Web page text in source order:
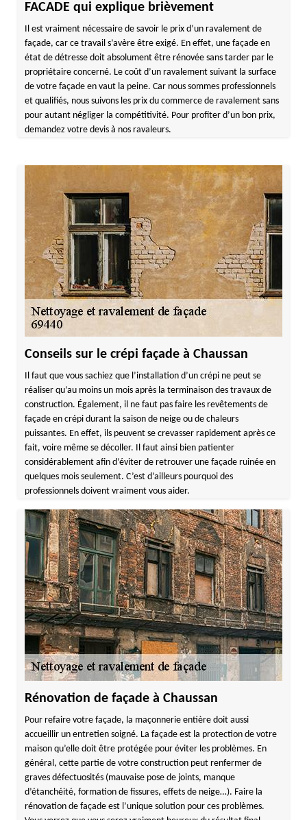
FACADE qui explique brièvement
Il est vraiment nécessaire de savoir le prix d’un ravalement de
façade, car ce travail s’avère être exigé. En effet, une façade en
état de détresse doit absolument être rénovée sans tarder par le
propriétaire concerné. Le coût d’un ravalement suivant la surface
de votre façade en vaut la peine. Car nous sommes professionnels
et qualifiés, nous suivons les prix du commerce de ravalement sans
pour autant négliger la compétitivité. Pour profiter d’un bon prix,
demandez votre devis à nos ravaleurs.
Conseils sur le crépi façade à Chaussan
Il faut que vous sachiez que l’installation d’un crépi ne peut se
réaliser qu’au moins un mois après la terminaison des travaux de
construction. Également, il ne faut pas faire les revêtements de
façade en crépi durant la saison de neige ou de chaleurs
puissantes. En effet, ils peuvent se crevasser rapidement après ce
fait, voire même se décoller. Il faut ainsi bien patienter
considérablement afin d’éviter de retrouver une façade ruinée en
quelques mois seulement. C’est d’ailleurs pourquoi des
professionnels doivent vraiment vous aider.
Rénovation de façade à Chaussan
Pour refaire votre façade, la maçonnerie entière doit aussi
accueillir un entretien soigné. La façade est la protection de votre
maison qu’elle doit être protégée pour éviter les problèmes. En
général, cette partie de votre construction peut renfermer de
graves défectuosités (mauvaise pose de joints, manque
d’étanchéité, formation de fissures, effets de neige…). Faire la
rénovation de façade est l’unique solution pour ces problèmes.